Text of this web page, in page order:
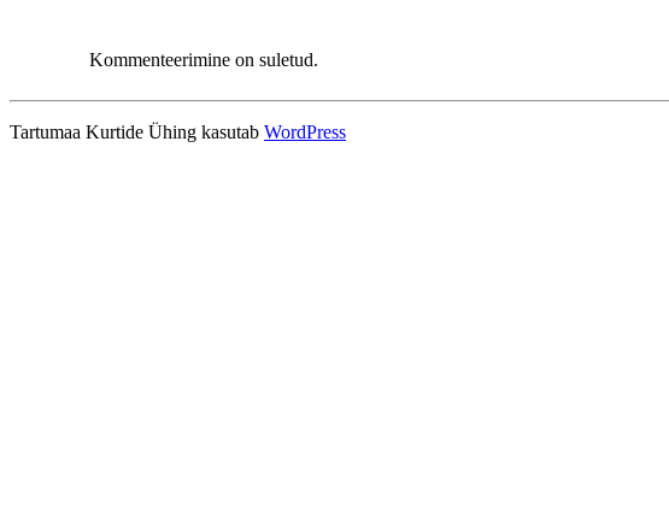
Kommenteerimine on suletud.
Tartumaa Kurtide Ühing kasutab WordPress